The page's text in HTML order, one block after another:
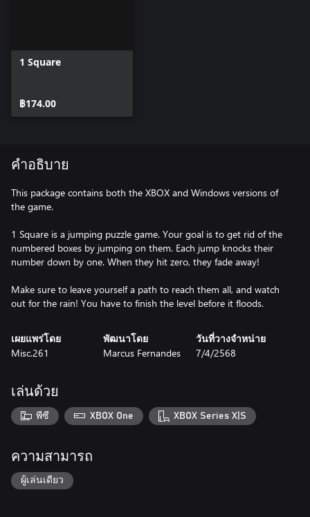
1 Square
฿174.00
คำอธิบาย
This package contains both the XBOX and Windows versions of
the game.
1 Square is a jumping puzzle game. Your goal is to get rid of the
numbered boxes by jumping on them. Each jump knocks their
number down by one. When they hit zero, they fade away!
Make sure to leave yourself a path to reach them all, and watch
เผยแพร่โดย
Misc.261
พัฒนาโดย
Marcus Fernandes
วันที่วางจำหน่าย
7/4/2568
เล่นด้วย
พีซี XBOX One XBOX Series X|S
ความสามารถ
ผู้เล่นเดียว